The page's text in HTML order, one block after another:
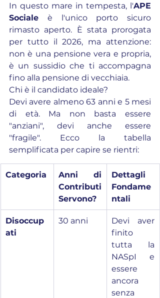
In questo mare in tempesta, l'APE
Sociale è l'unico porto sicuro
rimasto aperto. È stata prorogata
per tutto il 2026, ma attenzione:
non è una pensione vera e propria,
è un sussidio che ti accompagna
fino alla pensione di vecchiaia.
Chi è il candidato ideale?
Devi avere almeno 63 anni e 5 mesi
di età. Ma non basta essere
"anziani", devi anche essere
"fragile". Ecco la tabella
semplificata per capire se rientri:
Categoria
Anni di
Contributi
Servono?
Dettagli
Fondame
ntali
Disoccup
ati
30 anni
Devi aver
finito
tutta la
NASpI e
essere
ancora
senza